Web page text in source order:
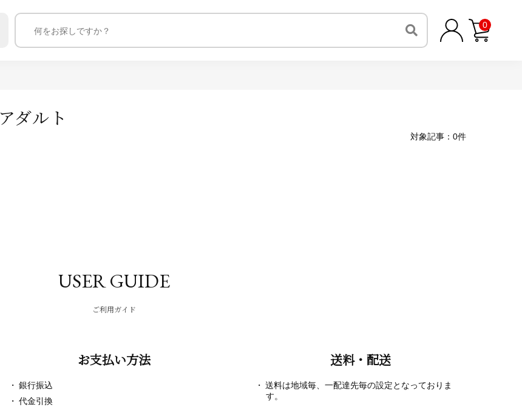
0
アダルト
対象記事：0件
USER GUIDE
ご利用ガイド
お支払い方法
銀行振込
代金引換
送料・配送
送料は地域毎、一配達先毎の設定となっておりま
す。